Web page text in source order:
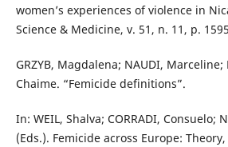
women’s experiences of violence in
Science & Medicine, v. 51, n. 11, p.
GRZYB, Magdalena; NAUDI, Marceline;
Chaime. “Femicide definitions”.
In: WEIL, Shalva; CORRADI, Consuelo;
(Eds.). Femicide across Europe: